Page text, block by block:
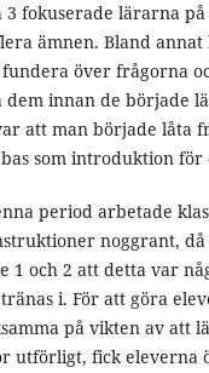
3 fokuserade lärarna
ämnen. Bland annat
över frågorna
dem innan de började
att man började låta
som introduktion för
period arbetade
noggrant,
1 och 2 att detta var
i. För att göra
på vikten av att
utförligt, fick eleverna